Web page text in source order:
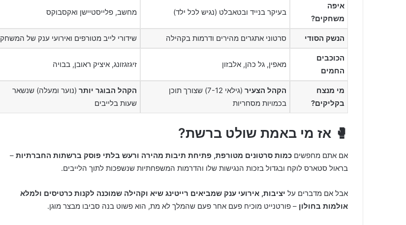
איפה
משחקים?
בעיקר בנייד ובטאבלט (נגיש לכל ילד) מחשב, פלייסטיישן ואקסבוקס
הנשק הסודי סרטוני אתגרים מהירים ודרמות בקהילה שידורי לייב מטורפים ואירועי ענק של המשחק
הכוכבים
החמים
מאפין, גל כהן, אלבזון זיגזגזונג, איציק ראובן, בבויה
מי מנצח
בקליקים?
הקהל הצעיר
(גילאי 7-12) שצורך תוכן
בכמויות מסחריות
הקהל הבוגר יותר (נוער ומעלה) שנשאר
שעות בלייבים
🥊 אז מי באמת שולט ברשת?
אם אתם מחפשים כמות סרטונים מטורפת, פתיחת תיבות מהירה ורעש בלתי פוסק ברשתות החברתיות –
בראול סטארס לוקח ובגדול בזכות הנגישות שלו והדרמות המשפחתיות שנשפכות לתוך הלייבים.
אבל אם מדברים על יציבות, אירועי ענק שמביאים רייטינג שיא וקהילה שמוכנה לקנות כרטיסים ולמלא
אולמות בחולון – פורטנייט מוכיח פעם אחר פעם שהמלך לא מת, הוא פשוט בנה סביבו מבצר מוגן.